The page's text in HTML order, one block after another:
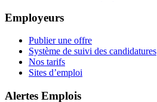
Employeurs
Publier une offre
Système de suivi des candidatures
Nos tarifs
Sites d’emploi
Alertes Emplois